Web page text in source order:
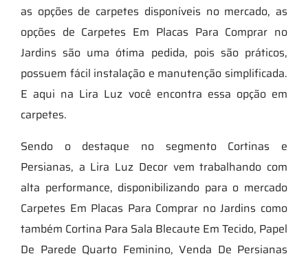
as opções de carpetes disponíveis no mercado, as
opções de Carpetes Em Placas Para Comprar no
Jardins são uma ótima pedida, pois são práticos,
possuem fácil instalação e manutenção simplificada.
E aqui na Lira Luz você encontra essa opção em
carpetes.
Sendo o destaque no segmento Cortinas e
Persianas, a Lira Luz Decor vem trabalhando com
alta performance, disponibilizando para o mercado
Carpetes Em Placas Para Comprar no Jardins como
também Cortina Para Sala Blecaute Em Tecido, Papel
De Parede Quarto Feminino, Venda De Persianas